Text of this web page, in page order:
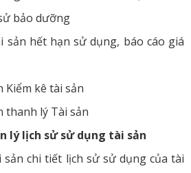
bảo dưỡng
sản hết hạn sử dụng, báo cáo giá
Kiểm kê tài sản
thanh lý Tài sản
lý lịch sử sử dụng tài sản
sản chi tiết lịch sử sử dụng của tài